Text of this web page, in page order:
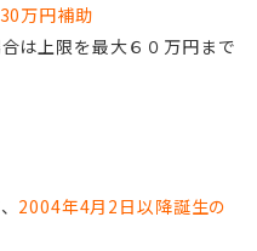
万円補助
は上限を最大６０万円まで
2004年4月2日以降誕生の